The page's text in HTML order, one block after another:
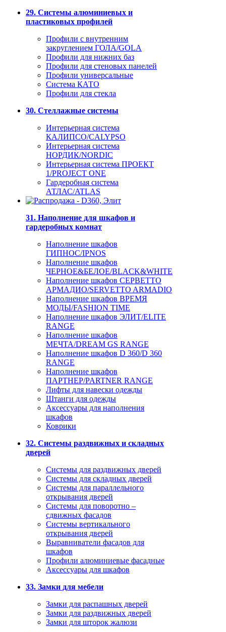
29. Системы алюминиевых и
пластиковых профилей
Профили с внутренним
закруглением ГОЛА/GOLA
Профили для нижних баз
Профили для стеновых панелей
Профили универсальные
Система КАТО
Профили для стекла
30. Стеллажные системы
Интерьерная система
КАЛИПСО/CALYPSO
Интерьерная система
НОРДИК/NORDIC
Интерьерная система ПРОЕКТ
1/PROJECT ONE
Гардеробная система
АТЛАС/ATLAS
31. Наполнение для шкафов и
гардеробных комнат
Наполнение шкафов
ГИПНОС/IPNOS
Наполнение шкафов
ЧЕРНОЕ&БЕЛОЕ/BLACK&WHITE
Наполнение шкафов СЕРВЕТТО
АРМАДИО/SERVETTO ARMADIO
Наполнение шкафов ВРЕМЯ
МОДЫ/FASHION TIME
Наполнение шкафов ЭЛИТ/ELITE
RANGE
Наполнение шкафов
МЕЧТА/DREAM GS RANGE
Наполнение шкафов D 360/D 360
RANGE
Наполнение шкафов
ПАРТНЕР/PARTNER RANGE
Лифты для навески одежды
Штанги для одежды
Аксессуары для наполнения
шкафов
Коврики
32. Системы раздвижных и складных
дверей
Системы для раздвижных дверей
Системы для складных дверей
Системы для параллельного
открывания дверей
Системы для поворотно –
сдвижных фасадов
Системы вертикального
открывания дверей
Выравниватели фасадов для
шкафов
Профили алюминиевые фасадные
Аксессуары для шкафов
33. Замки для мебели
Замки для распашных дверей
Замки для раздвижных дверей
Замки для шторок жалюзи